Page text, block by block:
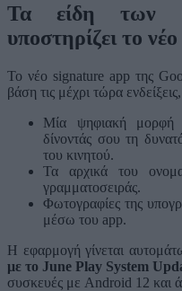
Τα είδη των
υποστηρίζει το
Το νέο signature app της
βάση τις μέχρι τώρα
Μία ψηφιακή μορφή
δίνοντάς σου τη
του κινητού.
Τα αρχικά του
γραμματοσειράς.
Φωτογραφίες της
μέσω του app.
Η εφαρμογή γίνεται
με το June Play System
συσκευές με Android 12 και